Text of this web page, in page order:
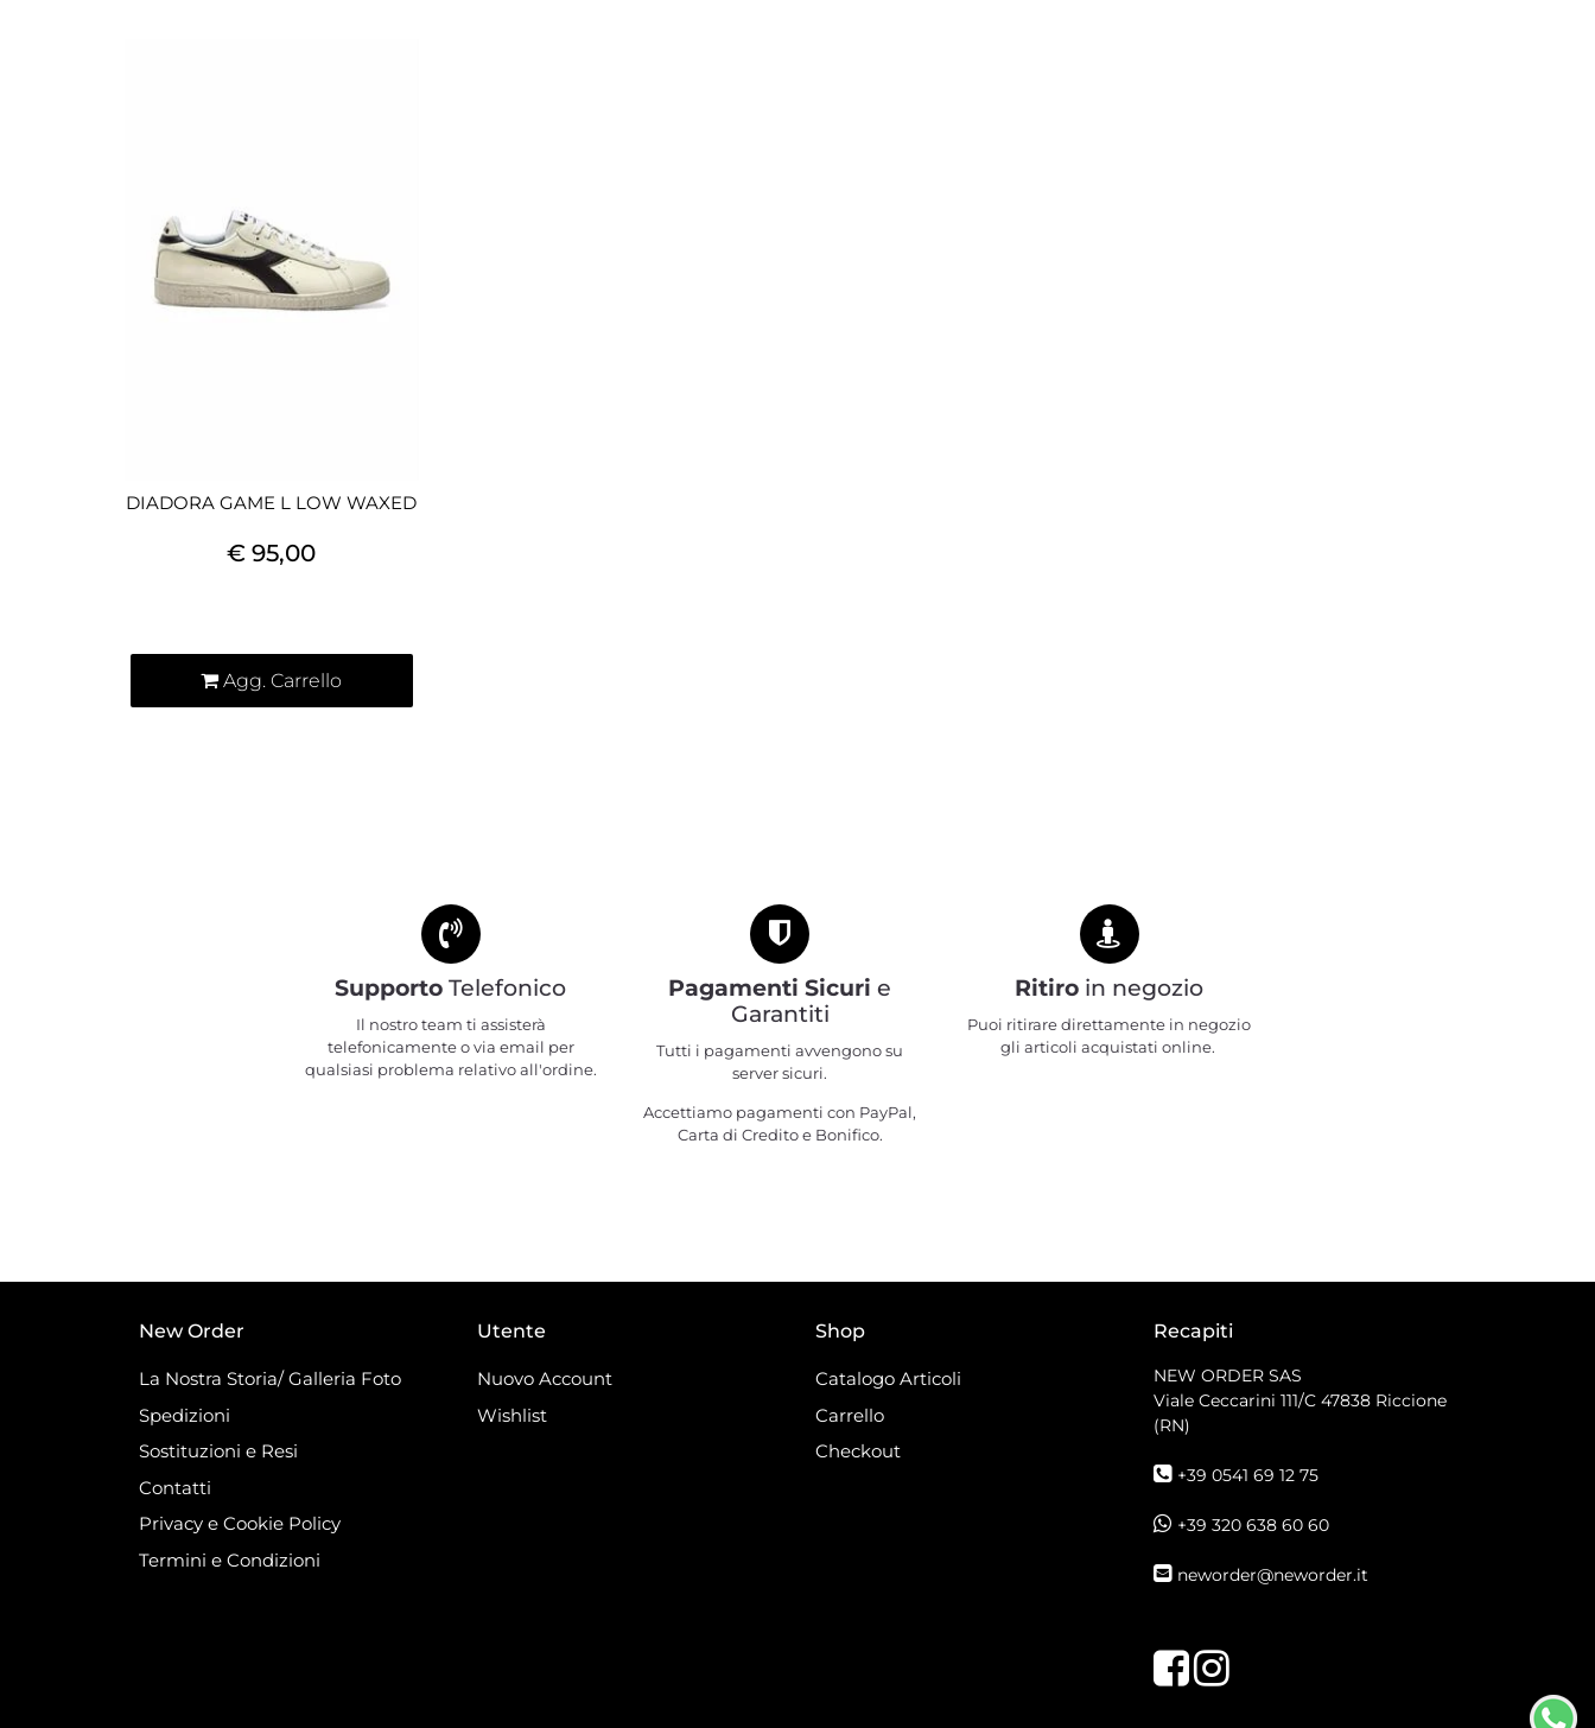
DIADORA GAME L LOW WAXED
€ 95,00
Agg. Carrello
Supporto Telefonico
Il nostro team ti assisterà
telefonicamente o via email per
qualsiasi problema relativo all'ordine.
Pagamenti Sicuri e
Garantiti
Tutti i pagamenti avvengono su
server sicuri.
Accettiamo pagamenti con PayPal,
Carta di Credito e Bonifico.
Ritiro in negozio
Puoi ritirare direttamente in negozio
gli articoli acquistati online.
New Order
La Nostra Storia/ Galleria Foto
Spedizioni
Sostituzioni e Resi
Contatti
Privacy e Cookie Policy
Termini e Condizioni
Utente
Nuovo Account
Wishlist
Shop
Catalogo Articoli
Carrello
Checkout
Recapiti
NEW ORDER SAS
Viale Ceccarini 111/C 47838 Riccione
(RN)
+39 0541 69 12 75
+39 320 638 60 60
neworder@neworder.it
FacebookInstagram